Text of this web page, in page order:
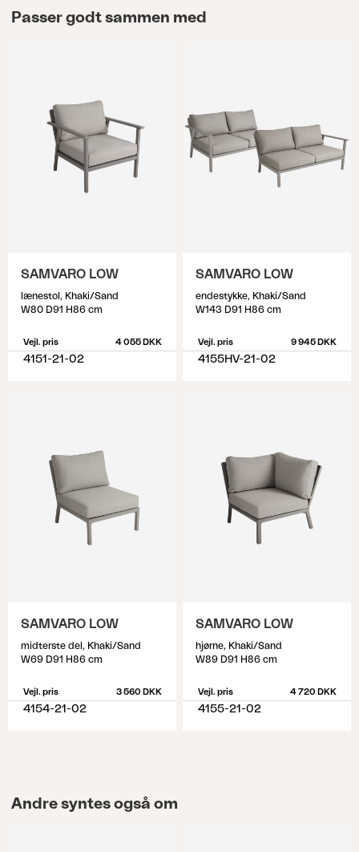
Passer godt sammen med
SAMVARO LOW
lænestol, Khaki/Sand
W80 D91 H86 cm
Vejl. pris 4 055 DKK
4151-21-02
SAMVARO LOW
endestykke, Khaki/Sand
W143 D91 H86 cm
Vejl. pris 9 945 DKK
4155HV-21-02
SAMVARO LOW
midterste del, Khaki/Sand
W69 D91 H86 cm
Vejl. pris 3 560 DKK
4154-21-02
SAMVARO LOW
hjørne, Khaki/Sand
W89 D91 H86 cm
Vejl. pris 4 720 DKK
4155-21-02
Andre syntes også om